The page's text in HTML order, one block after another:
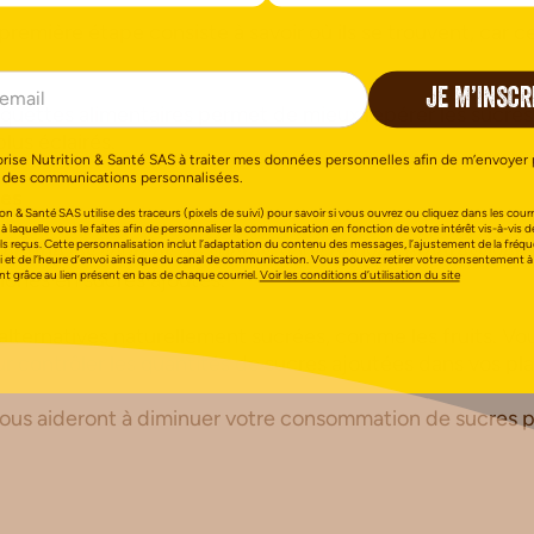
étape consiste à savoir où ils se trouvent, car
alimentaires permet de mieux repérer les
éclairés.
les sources de sucres, vous pouvez
en sucres ajoutés.
naturellement sucrées, comme les fruits.
contrôler les quantités de sucres ajoutées dans vos
aideront à diminuer votre consommation de sucres
JE
Nutrition & Santé SAS à traiter mes données personnelles afin de m’envoyer
communications personnalisées.
& Santé SAS utilise des traceurs (pixels de suivi) pour savoir si vous ouvrez ou cliquez dans les
à laquelle vous le faites afin de personnaliser la communication en fonction de votre intérêt vis-à-vis
reçus. Cette personnalisation inclut l’adaptation du contenu des messages, l’ajustement de la
et de l’heure d’envoi ainsi que du canal de communication. Vous pouvez retirer votre consentement
grâce au lien présent en bas de chaque courriel.Voir les conditions d’utilisation du site